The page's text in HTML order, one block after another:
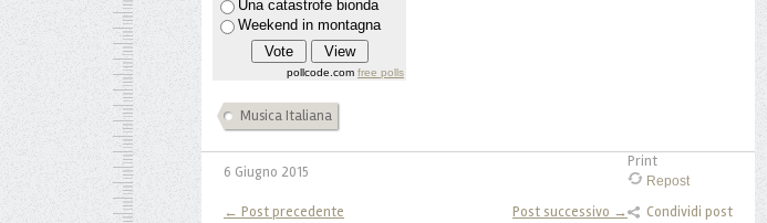
Una catastrofe bionda
Weekend in montagna
pollcode.com free polls
Musica Italiana
6 Giugno 2015
Print
Repost
Condividi post
← Post precedente Post successivo →